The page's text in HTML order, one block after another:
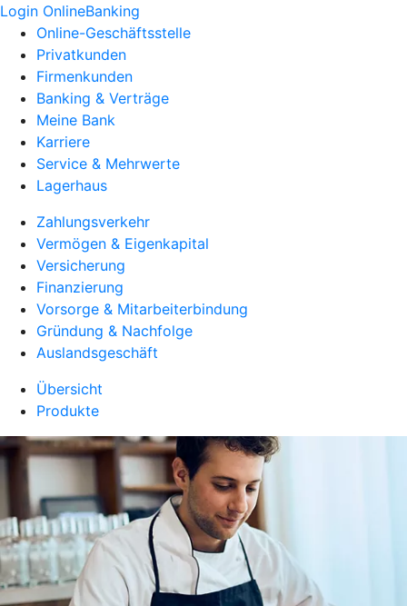
Login OnlineBanking
Online-Geschäftsstelle
Privatkunden
Firmenkunden
Banking & Verträge
Meine Bank
Karriere
Service & Mehrwerte
Lagerhaus
Zahlungsverkehr
Vermögen & Eigenkapital
Versicherung
Finanzierung
Vorsorge & Mitarbeiterbindung
Gründung & Nachfolge
Auslandsgeschäft
Übersicht
Produkte